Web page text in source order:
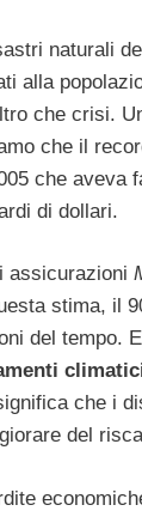
naturali
alla
che crisi.
che il
che aveva
di dollari.
assicurazioni
stima, il
del tempo.
che i
del